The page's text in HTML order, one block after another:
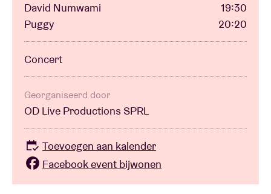
Contact
David Numwami
19:30
Puggy
20:20
Concert
Georganiseerd door
OD Live Productions SPRL
Toevoegen aan kalender
Facebook event bijwonen